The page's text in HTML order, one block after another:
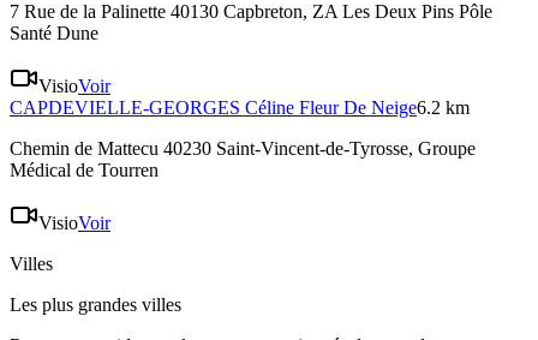
7 Rue de la Palinette 40130 Capbreton, ZA Les Deux Pins Pôle
Santé Dune
VisioVoir
CAPDEVIELLE-GEORGES Céline Fleur De Neige6.2 km
Chemin de Mattecu 40230 Saint-Vincent-de-Tyrosse, Groupe
Médical de Tourren
VisioVoir
Villes
Les plus grandes villes